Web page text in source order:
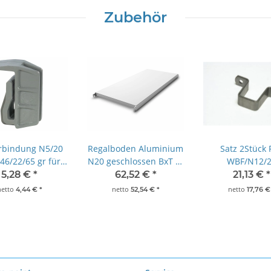
Zubehör
N5/20
22/65 gr für
und
Auflagen
5,28 € *
4,44 € *
Regalboden Aluminium
N20 geschlossen BxT in
mm(800 x 400)
62,52 € *
netto 52,54 € *
Satz 2Stück
WBF/N12/
Norm 12/20 für
21,13 € *
netto 17,76 €